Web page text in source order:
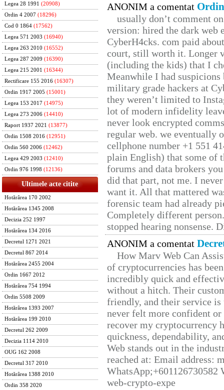
Legea 28 1991 (20908)
Ordin 4 2007 (18296)
Cod 0 1864 (17562)
Legea 571 2003 (16940)
Legea 263 2010 (16552)
Legea 287 2009 (16390)
Legea 215 2001 (16344)
Rectificare 155 2016 (16307)
Ordin 1917 2005 (15001)
Legea 153 2017 (14975)
Legea 273 2006 (14410)
Raport 1937 2021 (13877)
Ordin 1508 2016 (12951)
Ordin 560 2006 (12462)
Legea 429 2003 (12410)
Ordin 976 1998 (12136)
Ultimele acte citite
Hotărârea 170 2002
Hotărârea 1345 2008
Decizia 252 1997
Hotărârea 134 2016
Decretul 1271 2021
Decretul 867 2014
Hotărârea 2455 2004
Ordin 1667 2012
Hotărârea 754 1994
Ordin 5508 2009
Hotărârea 1393 2007
Hotărârea 199 2010
Decretul 262 2009
Decizia 1114 2010
OUG 162 2008
Decretul 317 2010
Hotărârea 1388 2010
Ordin 358 2020
ANONIM a comentat
usually don’t comment
version: hired the dark web
CyberH4cks. com paid
court, still worth it. Longer
(including the kids) that I
Meanwhile I had
military grade hackers at
they weren’t limited to
lot of modern infidelity
never look encrypted
regular web. we eventually
cellphone number +1 551
plain English) that some of
forums and data brokers
did that part, not me. I
want it. All that mattered
forensic team had already
Completely different
stopped hearing nonsense.
ANONIM a comentat
How Marv Web Can
of cryptocurrencies has
incredibly quick and
without a hitch. Their
friendly, and their service
never felt more confident
recover my cryptocurrency
quickness, dependability,
Web stands out in the
reached at: Email address:
web-crypto-expe